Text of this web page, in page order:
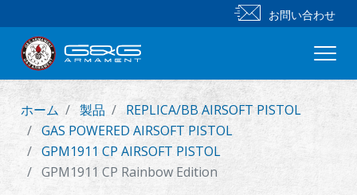
新製品
小銃
お問い合わせ
ホーム 製品
REPLICA/BB AIRSOFT PISTOL
GAS POWERED AIRSOFT PISTOL
GPM1911 CP AIRSOFT PISTOL
GPM1911 CP Rainbow Edition